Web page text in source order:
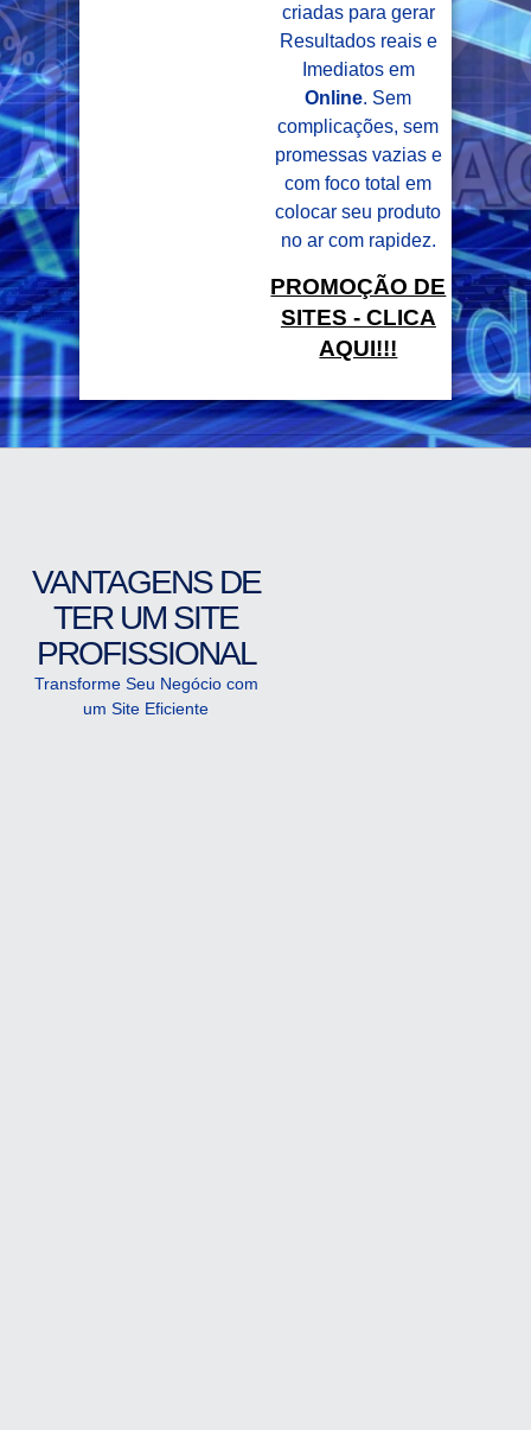
criadas para gerar
Resultados reais e
Imediatos em
Online. Sem
complicações, sem
promessas vazias e
com foco total em
colocar seu produto
no ar com rapidez.
PROMOÇÃO DE
SITES - CLICA
AQUI!!!
VANTAGENS DE
TER UM SITE
PROFISSIONAL
Transforme Seu Negócio com
um Site Eficiente